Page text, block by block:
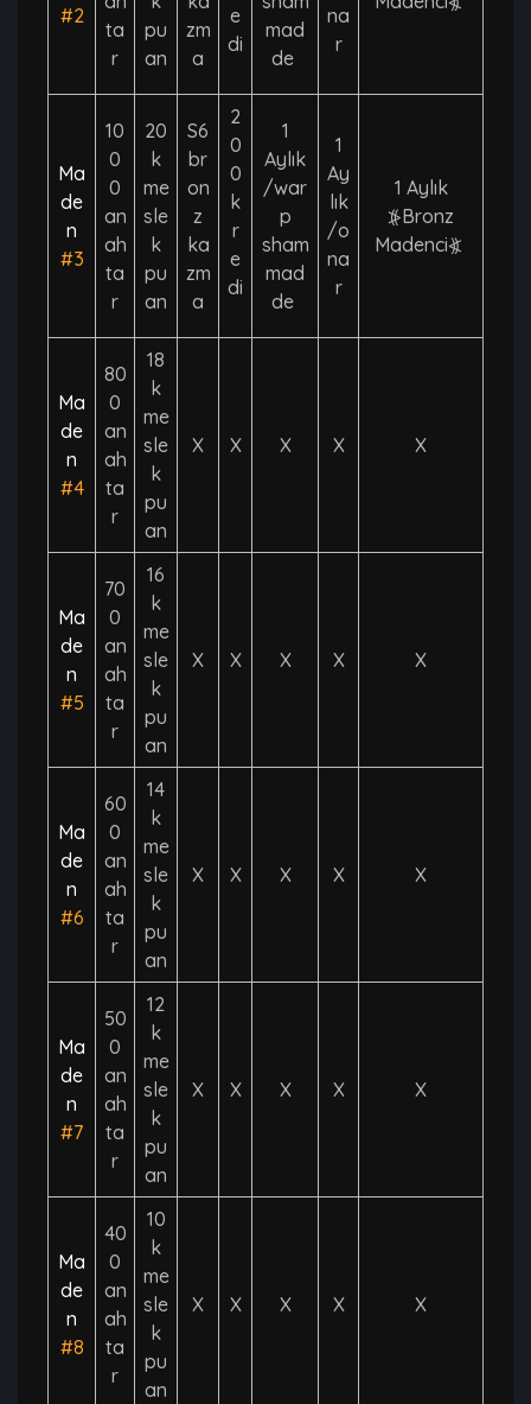
#2
ta
r
pu
an
zm
a
e
di
mad
de
na
r
Ma
de
n
#3
10
0
0
an
ah
ta
r
20
k
me
sle
k
pu
an
S6
br
on
z
ka
zm
a
2
0
0
k
r
e
di
1
Aylık
/war
p
sham
mad
de
1
Ay
lık
/o
na
r
1 Aylık
⦕Bronz
Madenci⦖
Ma
de
n
#4
80
0
an
ah
ta
r
18
k
me
sle
k
pu
an
X X X X X
Ma
de
n
#5
70
0
an
ah
ta
r
16
k
me
sle
k
pu
an
X X X X X
Ma
de
n
#6
60
0
an
ah
ta
r
14
k
me
sle
k
pu
an
X X X X X
Ma
de
n
#7
50
0
an
ah
ta
r
12
k
me
sle
k
pu
an
X X X X X
Ma
de
n
#8
40
0
an
ah
ta
r
10
k
me
sle
k
pu
an
X X X X X